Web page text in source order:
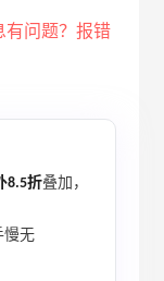
8.5折叠加，
慢无
海淘经验
略